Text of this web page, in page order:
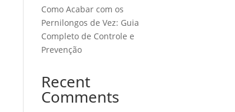
Como Acabar com os
Pernilongos de Vez: Guia
Completo de Controle e
Prevenção
Recent
Comments